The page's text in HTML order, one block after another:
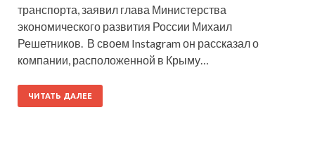
транспорта, заявил глава Министерства
экономического развития России Михаил
Решетников. В своем Instagram он рассказал о
компании, расположенной в Крыму…
ЧИТАТЬ ДАЛЕЕ